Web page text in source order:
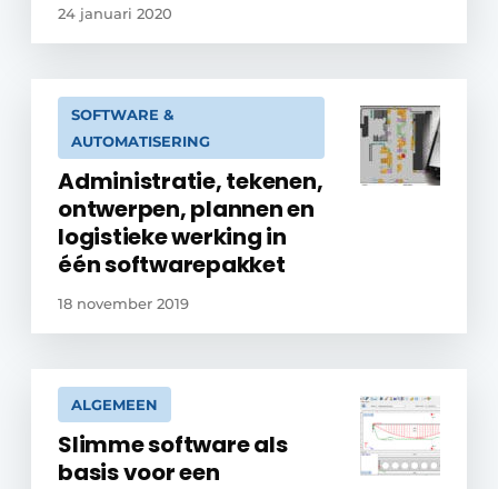
24 januari 2020
SOFTWARE &
AUTOMATISERING
Administratie, tekenen,
ontwerpen, plannen en
logistieke werking in
één softwarepakket
18 november 2019
ALGEMEEN
Slimme software als
basis voor een